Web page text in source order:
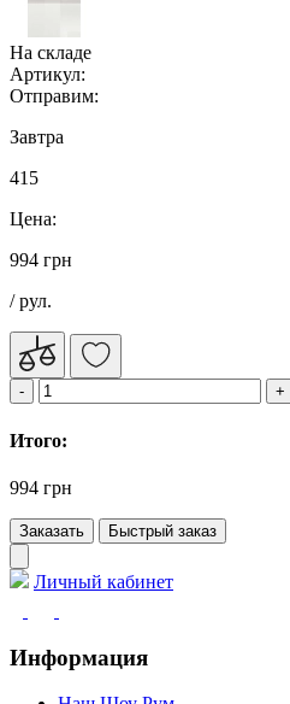
На складе
Артикул:
Отправим:
Завтра
415
Цена:
994 грн
/ рул.
Итого:
994 грн
Заказать Быстрый заказ
Личный кабинет
Информация